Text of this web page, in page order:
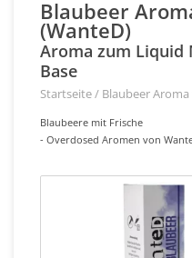
Blaubeer
(WanteD)
Aroma zum Liquid
Base
Startseite/ Blaubeer
Blaubeere mit Frische
- Overdosed Aromen von